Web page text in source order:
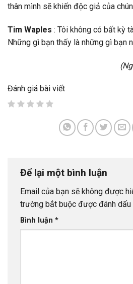
thân mình sẽ khiến độc giả của
Tim Waples : Tôi không có bất kỳ
Những gì bạn thấy là những gì bạn
Đánh giá bài viết
Để lại một bình luận
Email của bạn sẽ không được
trường bắt buộc được đánh dấu
Bình luận *